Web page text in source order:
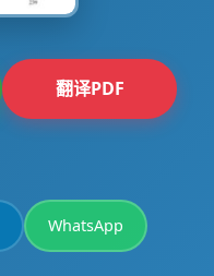
翻译PDF
WhatsApp